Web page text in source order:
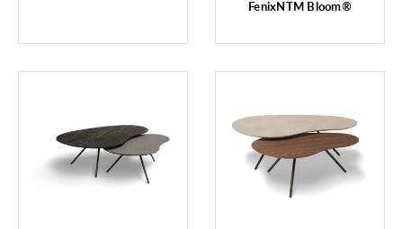
FenixNTM Bloom®